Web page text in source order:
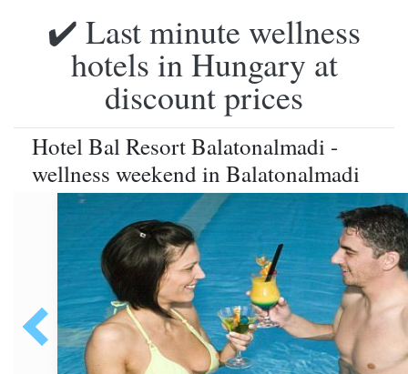
✔️ Last minute wellness
hotels in Hungary at
discount prices
Hotel Bal Resort Balatonalmadi -
wellness weekend in Balatonalmadi